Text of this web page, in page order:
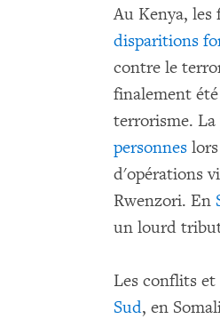
Au Kenya, les
disparitions
contre le
finalement
terrorisme.
personnes
d'opérations
Rwenzori. En
un lourd
Les conflits et
Sud, en